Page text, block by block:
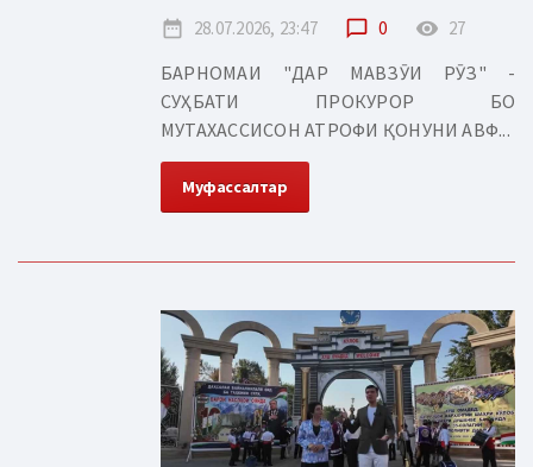
date_range 28.07.2026, 23:47 chat_bubble_outline 0 remove_red_eye 27
БАРНОМАИ "ДАР МАВЗӮИ РӮЗ" -
СУҲБАТИ ПРОКУРОР БО
МУТАХАССИСОН АТРОФИ ҚОНУНИ АВФ...
Муфассалтар